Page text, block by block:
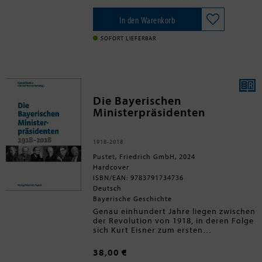
Der Band verschafft einen raschen
Überblick über die neusten
Forschungserkenntnisse der
Bodendenkmalpflege. Für Interessierte
In den Warenkorb
SOFORT LIEFERBAR
Die Bayerischen
Ministerpräsidenten
1918-2018
Pustet, Friedrich GmbH, 2024
Hardcover
ISBN/EAN: 9783791734736
Deutsch
Bayerische Geschichte
Genau einhundert Jahre liegen zwischen
der Revolution von 1918, in deren Folge
sich Kurt Eisner zum ersten
und 2018, als Horst Seehofer die
Münchner Staatskanzlei verließ, um
38,00 €